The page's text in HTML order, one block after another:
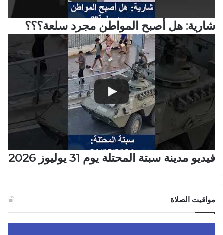
شارية: هل أصبح المواطن مجرد سلعة؟؟؟
فيديو مدينة سبتة المحتلة يوم 31 يوليوز 2026
مواقيت الصلاة